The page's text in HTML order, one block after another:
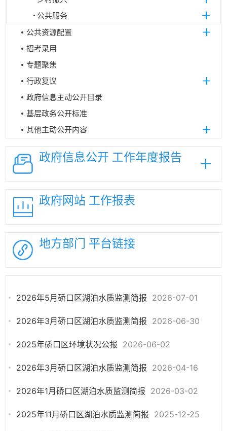
公共服务
公共资源配置
招考录用
专题聚焦
行政复议
政府信息主动公开目录
基层政务公开标准
其他主动公开内容
政府信息公开 工作年度报告
政府网站 工作报表
地方部门 平台链接
2026年5月硚口区湖泊水质监测简报 2026-07-01
2026年3月硚口区湖泊水质监测简报 2026-06-30
2025年硚口区环境状况公报 2026-06-02
2026年3月硚口区湖泊水质监测简报 2026-04-16
2026年1月硚口区湖泊水质监测简报 2026-03-02
2025年11月硚口区湖泊水质监测简报 2025-12-25